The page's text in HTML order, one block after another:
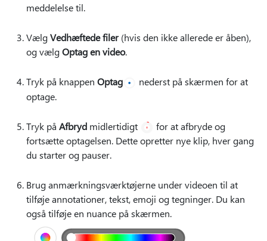
meddelelse til.
VælgVedhæftede filer(hvis den ikke allerede er åben),
og vælgOptag en video.
Tryk på knappen Optag
nederst på skærmen for at
optage.
Tryk på Afbryd midlertidigt
for at afbryde og
fortsætte optagelsen. Dette opretter nye klip, hver gang
du starter og pauser.
Brug anmærkningsværktøjerne under videoen til at
tilføje annotationer, tekst, emoji og tegninger. Du kan
også tilføje en nuance på skærmen.